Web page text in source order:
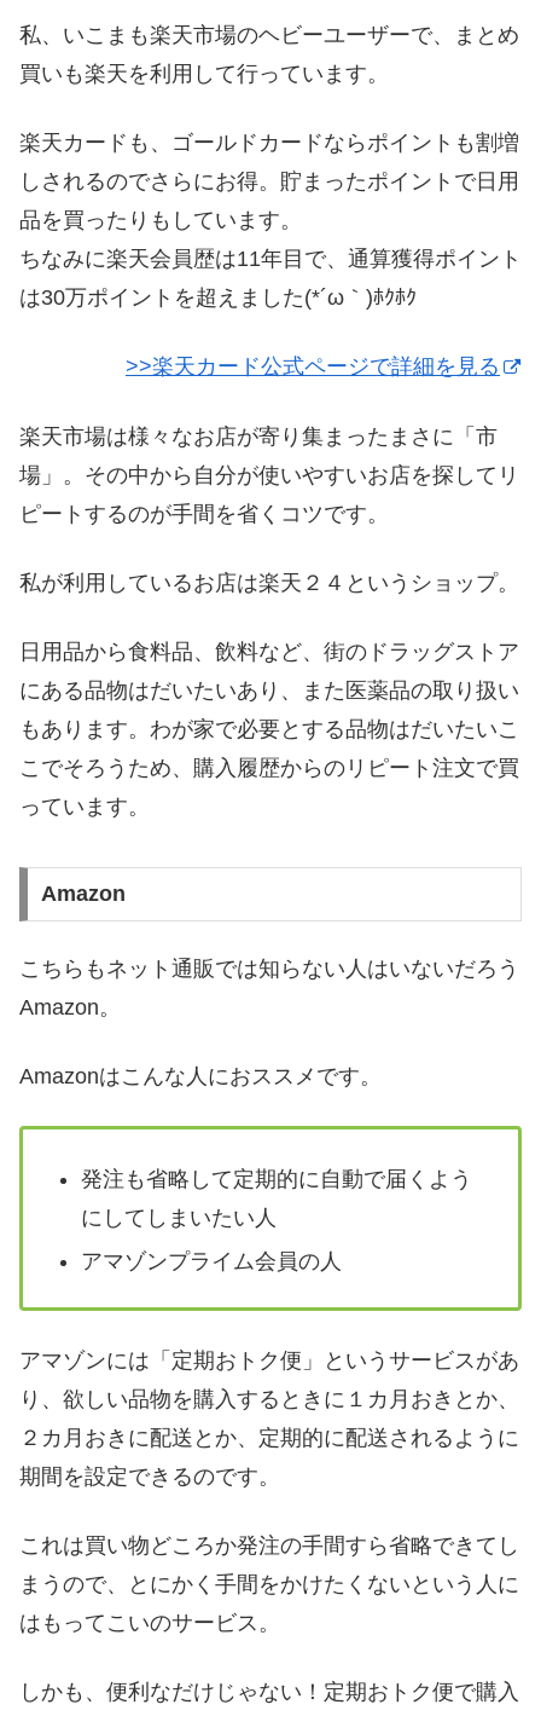
私、いこまも楽天市場のヘビーユーザーで、まとめ
買いも楽天を利用して行っています。
楽天カードも、ゴールドカードならポイントも割増
しされるのでさらにお得。貯まったポイントで日用
品を買ったりもしています。
ちなみに楽天会員歴は11年目で、通算獲得ポイント
は30万ポイントを超えました(*´ω｀)ﾎｸﾎｸ
>>楽天カード公式ページで詳細を見る
楽天市場は様々なお店が寄り集まったまさに「市
場」。その中から自分が使いやすいお店を探してリ
ピートするのが手間を省くコツです。
私が利用しているお店は楽天２４というショップ。
日用品から食料品、飲料など、街のドラッグストア
にある品物はだいたいあり、また医薬品の取り扱い
もあります。わが家で必要とする品物はだいたいこ
こでそろうため、購入履歴からのリピート注文で買
っています。
Amazon
こちらもネット通販では知らない人はいないだろう
Amazon。
Amazonはこんな人におススメです。
発注も省略して定期的に自動で届くよう
にしてしまいたい人
アマゾンプライム会員の人
アマゾンには「定期おトク便」というサービスがあ
り、欲しい品物を購入するときに１カ月おきとか、
２カ月おきに配送とか、定期的に配送されるように
期間を設定できるのです。
これは買い物どころか発注の手間すら省略できてし
まうので、とにかく手間をかけたくないという人に
はもってこいのサービス。
しかも、便利なだけじゃない！定期おトク便で購入